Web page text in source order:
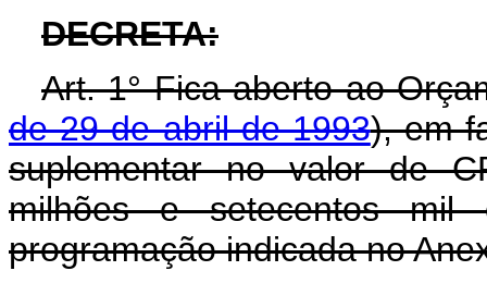
DECRETA:
Art. 1° Fica aberto ao
de 29 de abril de 1993), em
suplementar no valor de
milhões e setecentos mil
programação indicada no